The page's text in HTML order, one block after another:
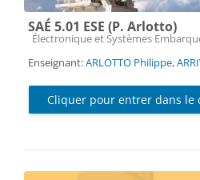
SAÉ 5.01 ESE (P. Arlotto)
Catégorie de cours
Électronique et Systèmes
Enseignant:ARLOTTO Philippe,
Cliquer pour entrer dans le